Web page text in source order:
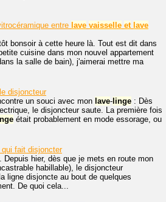
entre lave vaisselle et lave
bonsoir à cette heure là. Tout est dit dans
cuisine dans mon nouvel appartement
la salle de bain), j'aimerai mettre ma
disjoncteur
un souci avec mon lave- linge : Dès
le disjoncteur saute. La première fois
était probablement en mode essorage, ou
fait disjoncter
Depuis hier, dès que je mets en route mon
habillable), le disjoncteur
ligne disjoncte au bout de quelques
De quoi cela...